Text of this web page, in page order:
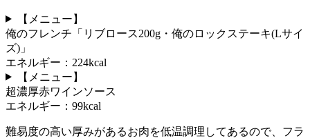
【メニュー】
俺のフレンチ「リブロース200g・俺のロックステーキ(Lサイ
ズ)」
エネルギー：224kcal
【メニュー】
超濃厚赤ワインソース
エネルギー：99kcal
難易度の高い厚みがあるお肉を低温調理してあるので、フラ